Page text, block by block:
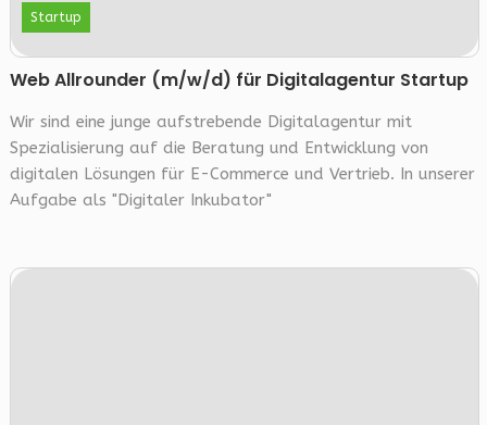
Startup
Web Allrounder (m/w/d) für Digitalagentur Startup
Wir sind eine junge aufstrebende Digitalagentur mit
Spezialisierung auf die Beratung und Entwicklung von
digitalen Lösungen für E-Commerce und Vertrieb. In unserer
Aufgabe als "Digitaler Inkubator"